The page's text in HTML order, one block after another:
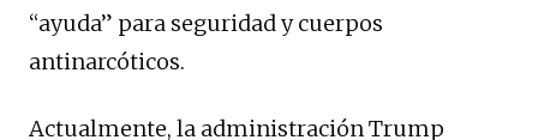
“ayuda” para seguridad y cuerpos
antinarcóticos.
Actualmente, la administración Trump